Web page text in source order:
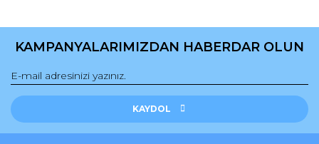
KAMPANYALARIMIZDAN HABERDAR OLUN
KAYDOL